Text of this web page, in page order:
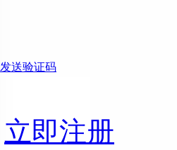
发送验证码
立即注册